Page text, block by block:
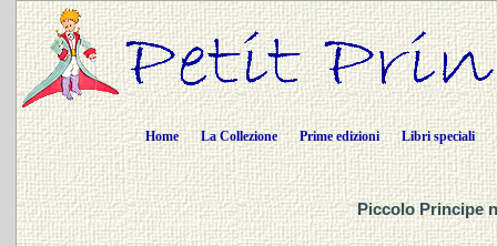
Home La Collezione Prime edizioni Libri speciali
Piccolo Principe